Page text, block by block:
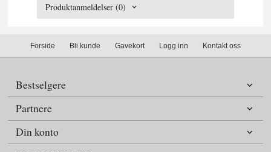
Produktanmeldelser (0)
Forside Bli kunde Gavekort Logg inn Kontakt oss
Bestselgere
Partnere
Din konto